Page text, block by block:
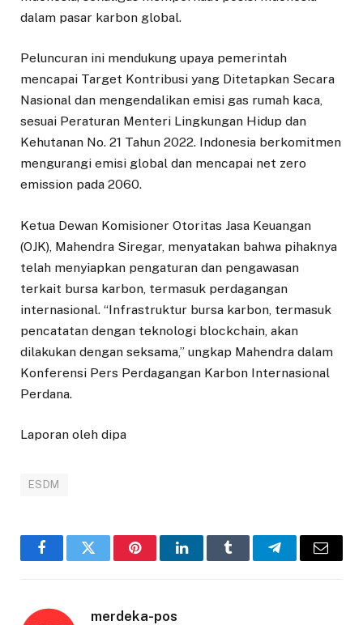
dalam pasar karbon global.
Peluncuran ini mendukung upaya pemerintah
mencapai Target Kontribusi yang Ditetapkan Secara
Nasional dan mengendalikan emisi gas rumah kaca,
sesuai Peraturan Menteri Lingkungan Hidup dan
Kehutanan No. 21 Tahun 2022. Indonesia berkomitmen
mengurangi emisi global dan mencapai net zero
emission pada 2060.
Ketua Dewan Komisioner Otoritas Jasa Keuangan
(OJK), Mahendra Siregar, menyatakan bahwa pihaknya
telah menyiapkan pengaturan dan pengawasan
terkait bursa karbon, termasuk perdagangan
internasional. “Infrastruktur bursa karbon, termasuk
pencatatan dengan teknologi blockchain, akan
dilakukan dengan seksama,” ungkap Mahendra dalam
Konferensi Pers Perdagangan Karbon Internasional
Perdana.
Laporan oleh dipa
ESDM
FacebookTwitter PinterestLinkedInTumblr TelegramEmail
merdeka-pos